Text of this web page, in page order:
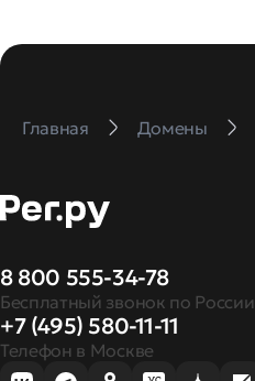
Главная Домены
8 800 555-34-78
Бесплатный звонок по России
+7 (495) 580-11-11
Телефон в Москве